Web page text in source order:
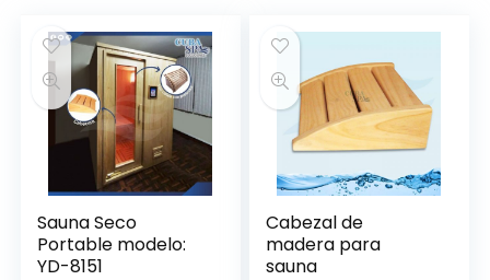
Sauna Seco
Portable modelo:
YD-8151
Cabezal de
madera para
sauna